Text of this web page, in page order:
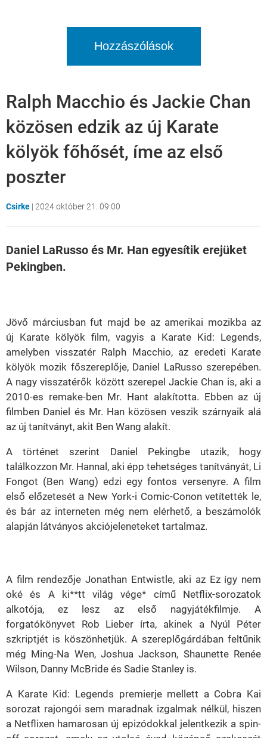
Hozzászólások
Ralph Macchio és Jackie Chan
közösen edzik az új Karate
kölyök főhősét, íme az első
poszter
Csirke | 2024 október 21. 09:00
Daniel LaRusso és Mr. Han egyesítik erejüket
Pekingben.
Jövő márciusban fut majd be az amerikai mozikba az
új Karate kölyök film, vagyis a Karate Kid: Legends,
amelyben visszatér Ralph Macchio, az eredeti Karate
kölyök mozik főszereplője, Daniel LaRusso szerepében.
A nagy visszatérők között szerepel Jackie Chan is, aki a
2010-es remake-ben Mr. Hant alakította. Ebben az új
filmben Daniel és Mr. Han közösen veszik szárnyaik alá
az új tanítványt, akit Ben Wang alakít.
A történet szerint Daniel Pekingbe utazik, hogy
találkozzon Mr. Hannal, aki épp tehetséges tanítványát, Li
Fongot (Ben Wang) edzi egy fontos versenyre. A film
első előzetesét a New York-i Comic-Conon vetítették le,
és bár az interneten még nem elérhető, a beszámolók
alapján látványos akciójeleneteket tartalmaz.
A film rendezője Jonathan Entwistle, aki az Ez így nem
oké és A ki**tt világ vége* című Netflix-sorozatok
alkotója, ez lesz az első nagyjátékfilmje. A
forgatókönyvet Rob Lieber írta, akinek a Nyúl Péter
szkriptjét is köszönhetjük. A szereplőgárdában feltűnik
még Ming-Na Wen, Joshua Jackson, Shaunette Renée
Wilson, Danny McBride és Sadie Stanley is.
A Karate Kid: Legends premierje mellett a Cobra Kai
sorozat rajongói sem maradnak izgalmak nélkül, hiszen
a Netflixen hamarosan új epizódokkal jelentkezik a spin-